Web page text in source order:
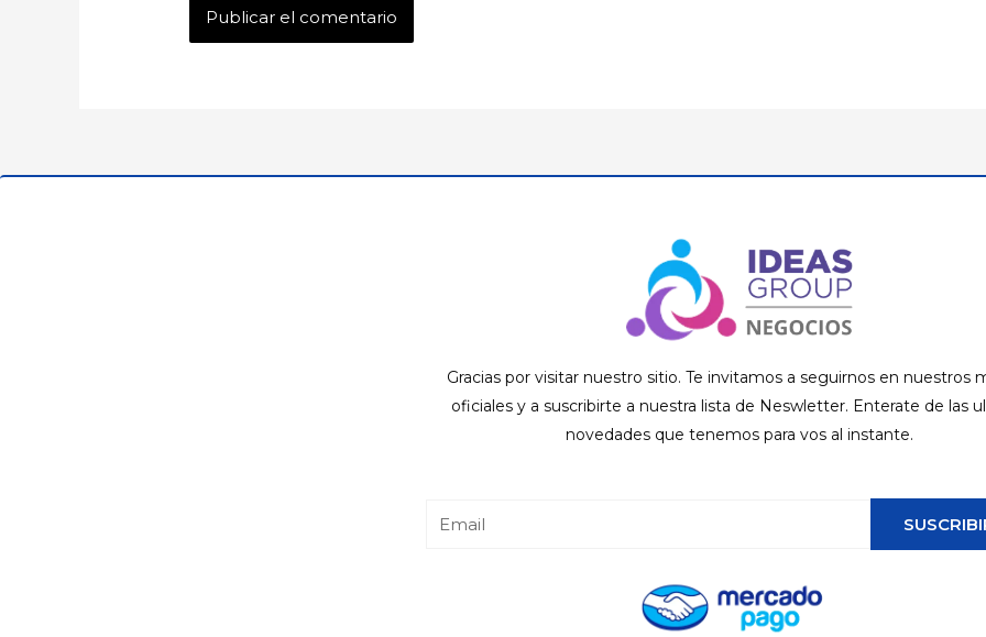
Gracias por visitar nuestro sitio. Te invitamos a seguirnos en nuestros
oficiales y a suscribirte a nuestra lista de Neswletter. Enterate de las
novedades que tenemos para vos al instante.